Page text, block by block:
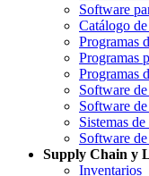
Software
Catálogo
Programas
Programas
Programas
Software
Software
Sistemas
Software
Supply Chain y
Inventarios